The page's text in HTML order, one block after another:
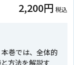
2,200円 税込
巻では、全体的
方法を解説す